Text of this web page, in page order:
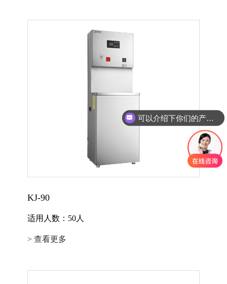
KJ-90
适用人数：50人
> 查看更多
可以介绍下你们的产品么